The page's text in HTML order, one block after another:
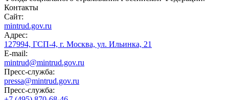
Контакты
Сайт:
mintrud.gov.ru
Адрес:
127994, ГСП-4, г. Москва, ул. Ильинка, 21
E-mail:
mintrud@mintrud.gov.ru
Пресс-служба:
pressa@mintrud.gov.ru
Пресс-служба: